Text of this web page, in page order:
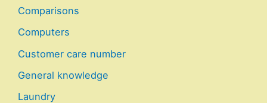
Comparisons
Computers
Customer care number
General knowledge
Laundry